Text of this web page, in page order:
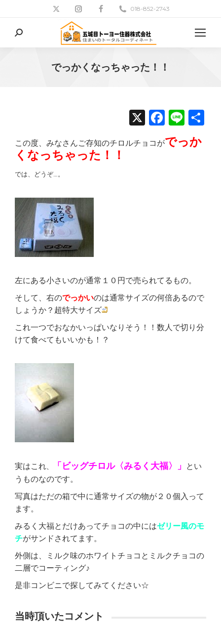
018-852-2743
検
索:
でっかくなっちゃった！！
X Line
この度、みなさんご存知のチロルチョコがでっか
くなっちゃった！！
では、どうぞ…。
左にある小さいのが通常１０円で売られてるもの。
そして、右のでっかいのは通常サイズの何倍あるので
しょうか？超特大サイズ
これ一つでおなかいっぱいなりそう！！数人で切り分
けて食べてもいいかも！？
実はこれ、 「ビッグチロル〈みるく大福〉」
とい
うものなのです。
写真はただの箱で中に通常サイズの物が２０個入って
ます。
みるく大福とだけあってチョコの中にはゼリー風のモ
チがサンドされてます。
外側は、ミルク味のホワイトチョコとミルクチョコの
二層でコーティング♪
是非コンビニで探してみてください☆
当時頂いたコメント